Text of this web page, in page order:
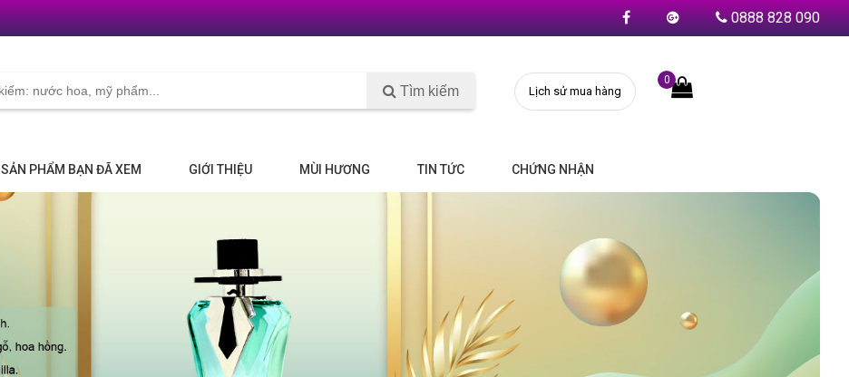
0888 828 090
Tìm kiếm Lịch sử mua hàng
0
SẢN PHẨM BẠN ĐÃ XEM GIỚI THIỆU MÙI HƯƠNG TIN TỨC CHỨNG NHẬN